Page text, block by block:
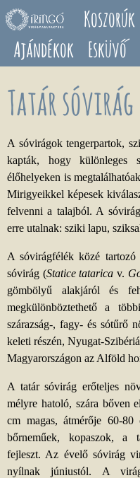
Ugrás a tartalomra Koszorúk
Ajándékok Esküvő
Tatár sóvirág
A sóvirágok tengerpartok,
kapták, hogy különleges
élőhelyeken is
Mirigyeikkel képesek
felvenni a talajból. A
erre utalnak: sziki lapu,
A sóvirágfélék közé
sóvirág (Statice tataricav.
gömbölyű alakjáról és
megkülönböztethető a
szárazság-, fagy- és sótűrő
keleti részén, Nyugat-
Magyarországon az Alföld
A tatár sóvirág erőteljes
mélyre hatoló, szára bőven
cm magas, átmérője 60-80
bőrneműek, kopaszok, a
fejleszt. Az évelő sóvirág
nyílnak júniustól. A